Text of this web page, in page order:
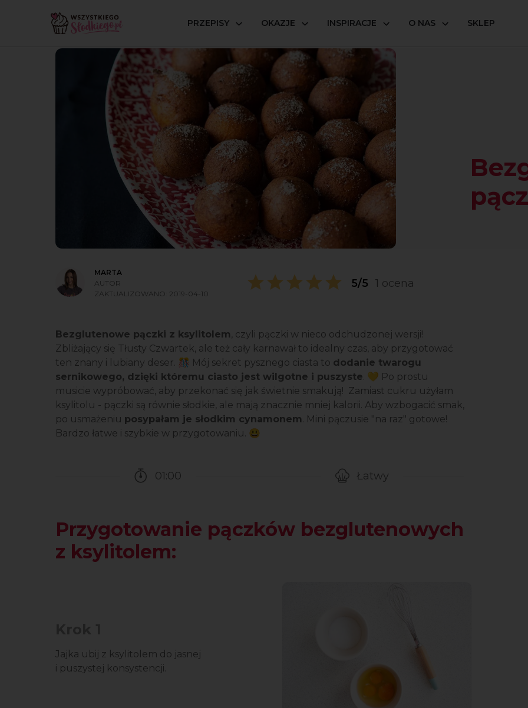
PRZEPISY OKAZJE INSPIRACJE O NAS SKLEP
Strona główna Przepisy Bez glutenu Bezglutenowe pączki z ksylitolem
MARTA
AUTOR
ZAKTUALIZOWANO: 2019-04-10
5/5 1 ocena
Bezglutenowe pączki z ksylitolem, czyli pączki w nieco odchudzonej wersji!
Zbliżający się Tłusty Czwartek, ale też cały karnawał to idealny czas, aby przygotować
ten znany i lubiany deser. 🎊 Mój sekret pysznego ciasta to dodanie twarogu
sernikowego, dzięki któremu ciasto jest wilgotne i puszyste. 💛 Po prostu
musicie wypróbować, aby przekonać się jak świetnie smakują! Zamiast cukru użyłam
ksylitolu - pączki są równie słodkie, ale mają znacznie mniej kalorii. Aby wzbogacić smak,
po usmażeniu posypałam je słodkim cynamonem. Mini pączusie "na raz" gotowe!
Bardzo łatwe i szybkie w przygotowaniu. 😃
01:00
Łatwy
Przygotowanie pączków bezglutenowych
z ksylitolem:
Jajka ubij z ksylitolem do jasnej
i puszystej konsystencji.